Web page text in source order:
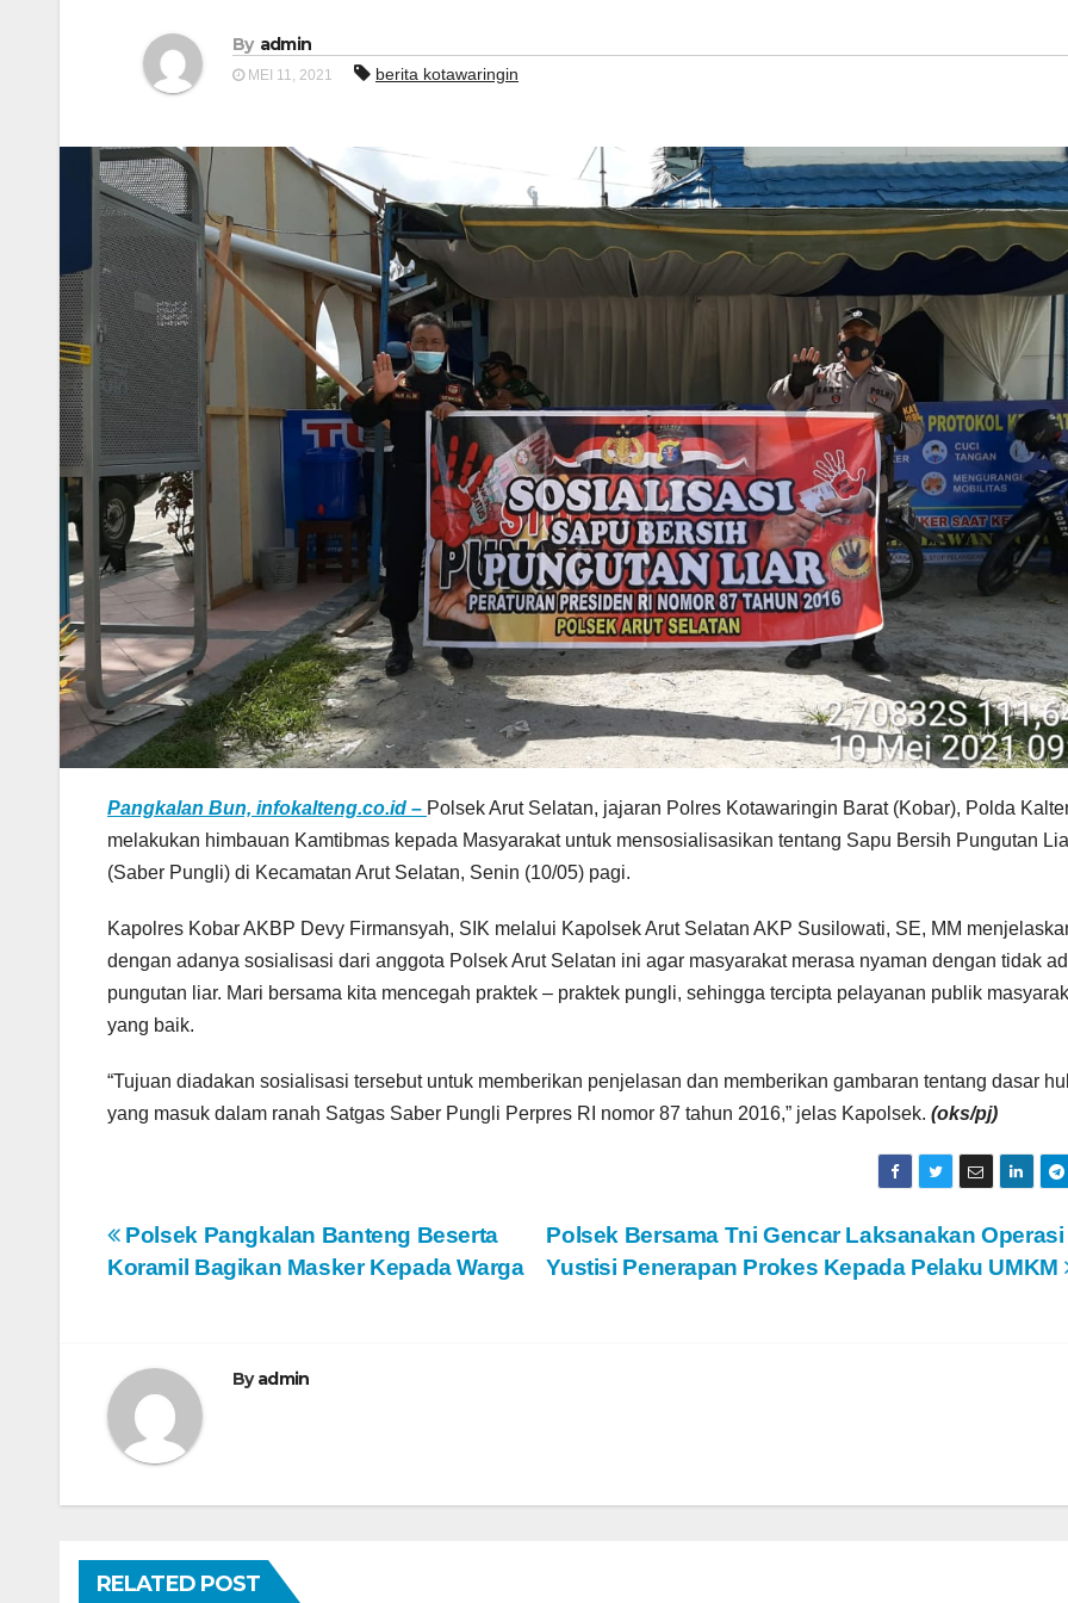
By admin
MEI 11, 2021 berita kotawaringin
Pangkalan Bun, infokalteng.co.id – Polsek Arut Selatan, jajaran Polres Kotawaringin Barat (Kobar), Polda
melakukan himbauan Kamtibmas kepada Masyarakat untuk mensosialisasikan tentang Sapu Bersih Pungutan
(Saber Pungli) di Kecamatan Arut Selatan, Senin (10/05) pagi.
Kapolres Kobar AKBP Devy Firmansyah, SIK melalui Kapolsek Arut Selatan AKP Susilowati, SE, MM
dengan adanya sosialisasi dari anggota Polsek Arut Selatan ini agar masyarakat merasa nyaman dengan tidak
pungutan liar. Mari bersama kita mencegah praktek – praktek pungli, sehingga tercipta pelayanan publik
yang baik.
“Tujuan diadakan sosialisasi tersebut untuk memberikan penjelasan dan memberikan gambaran tentang dasar
yang masuk dalam ranah Satgas Saber Pungli Perpres RI nomor 87 tahun 2016,” jelas Kapolsek. (oks/pj)
N
i
g
i
Polsek Bersama Tni Gencar Laksanakan Operasi
Yustisi Penerapan Prokes Kepada Pelaku UMKM
Polsek Pangkalan Banteng Beserta
Koramil Bagikan Masker Kepada Warga
Byadmin
RELATED POST